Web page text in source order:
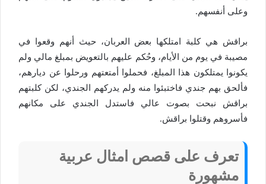
وعلى أنفسهم.
براقش هي كلبة امتلكها بعض العربان، حيث أنهم وقعوا في
مصيبة في يوم من الأيام، وحُكم عليهم بالتعويض بمبلغ مالي ولم
يكونوا يمتلكون هذا المبلغ، فحملوا أمتعتهم ورحلوا عن ديارهم،
فألحق بهم جندي فاختبئوا منه ولم يدركهم الجندي، لكن كلبتهم
براقش نبحت بصوت عالي فاستدل الجندي على مكانهم
فأسروهم وقتلوا براقش.
تعرف على قصص امثال عربية
مشهورة